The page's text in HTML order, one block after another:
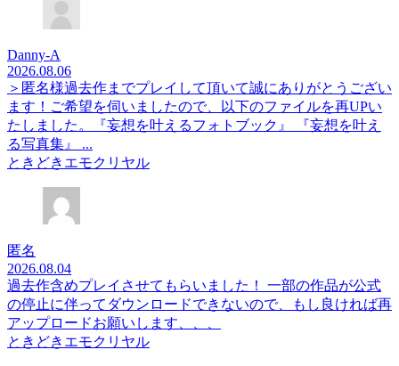
Danny-A
2026.08.06
＞匿名様過去作までプレイして頂いて誠にありがとうござい
ます！ご希望を伺いましたので、以下のファイルを再UPい
たしました。『妄想を叶えるフォトブック』 『妄想を叶え
る写真集』 ...
ときどきエモクリヤル
匿名
2026.08.04
過去作含めプレイさせてもらいました！ 一部の作品が公式
の停止に伴ってダウンロードできないので、もし良ければ再
アップロードお願いします、、、
ときどきエモクリヤル